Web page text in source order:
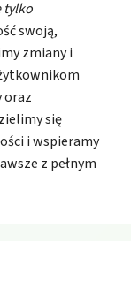
tylko
swoją,
zmiany i
oraz
się
i wspieramy
z pełnym